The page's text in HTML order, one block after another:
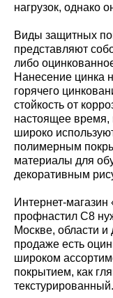
нагрузок, однако
Виды защитных
представляют
либо
Нанесение цинка
горячего
стойкость от
настоящее время,
широко
полимерным
материалы для
декоративным
Интернет-магазин
профнастил С8
Москве, области
продаже есть
широком
покрытием, как
текстурированный.